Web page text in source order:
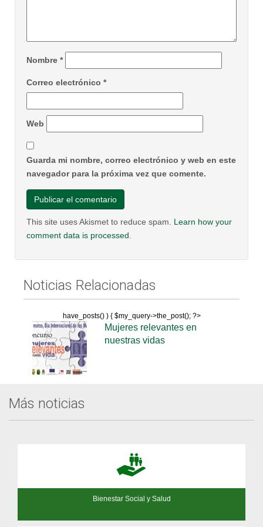
Nombre *
Correo electrónico *
Web
Guarda mi nombre, correo electrónico y web en este
navegador para la próxima vez que comente.
This site uses Akismet to reduce spam. Learn how your
comment data is processed
Noticias Relacionadas
have_posts() ) { $my_query->the_post(); ?>
Mujeres relevantes en
nuestras vidas
Más noticias
Bienestar Social y Salud